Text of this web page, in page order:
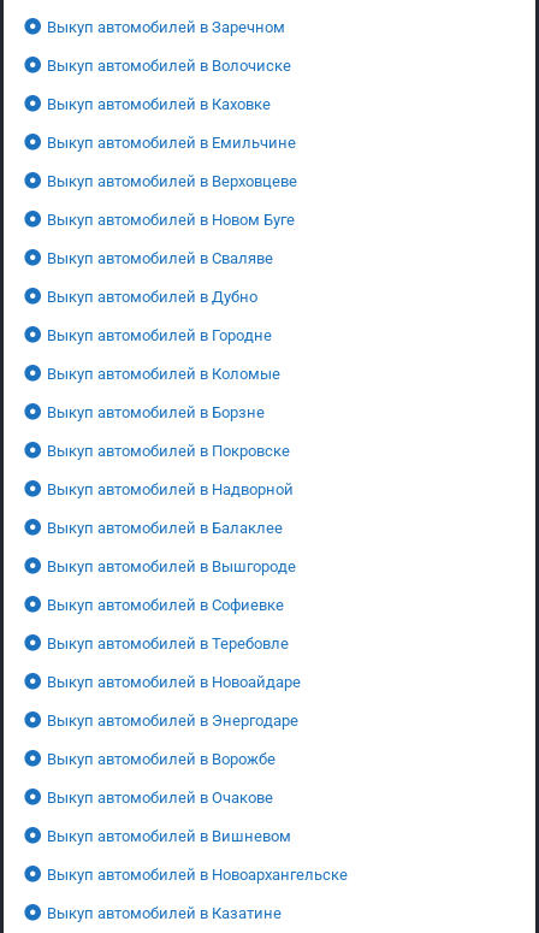
Выкуп автомобилей в Заречном
Выкуп автомобилей в Волочиске
Выкуп автомобилей в Каховке
Выкуп автомобилей в Емильчине
Выкуп автомобилей в Верховцеве
Выкуп автомобилей в Новом Буге
Выкуп автомобилей в Сваляве
Выкуп автомобилей в Дубно
Выкуп автомобилей в Городне
Выкуп автомобилей в Коломые
Выкуп автомобилей в Борзне
Выкуп автомобилей в Покровске
Выкуп автомобилей в Надворной
Выкуп автомобилей в Балаклее
Выкуп автомобилей в Вышгороде
Выкуп автомобилей в Софиевке
Выкуп автомобилей в Теребовле
Выкуп автомобилей в Новоайдаре
Выкуп автомобилей в Энергодаре
Выкуп автомобилей в Ворожбе
Выкуп автомобилей в Очакове
Выкуп автомобилей в Вишневом
Выкуп автомобилей в Новоархангельске
Выкуп автомобилей в Казатине